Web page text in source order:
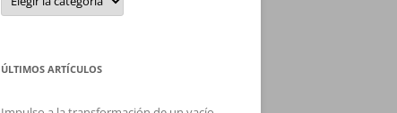
ÚLTIMOS ARTÍCULOS